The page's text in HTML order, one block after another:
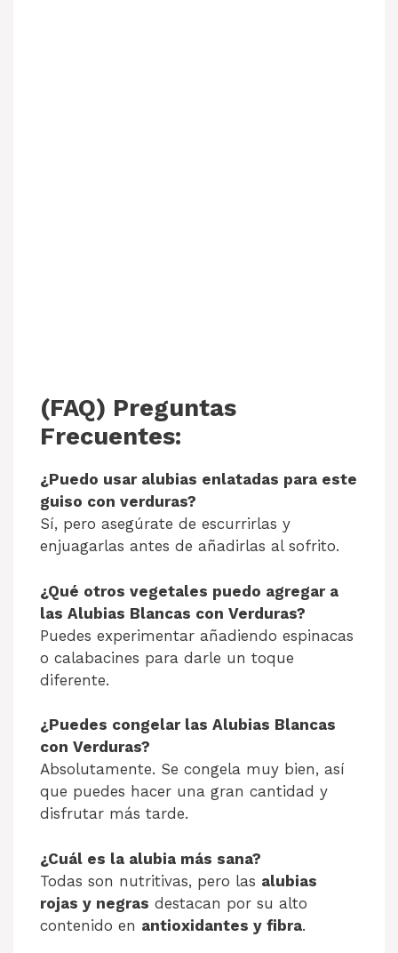
(FAQ) Preguntas
Frecuentes:
¿Puedo usar alubias enlatadas para este
guiso con verduras?
Sí, pero asegúrate de escurrirlas y
enjuagarlas antes de añadirlas al sofrito.
¿Qué otros vegetales puedo agregar a
las Alubias Blancas con Verduras?
Puedes experimentar añadiendo espinacas
o calabacines para darle un toque
diferente.
¿Puedes congelar las Alubias Blancas
con Verduras?
Absolutamente. Se congela muy bien, así
que puedes hacer una gran cantidad y
disfrutar más tarde.
¿Cuál es la alubia más sana?
Todas son nutritivas, pero las alubias
rojas y negras destacan por su alto
contenido en antioxidantes y fibra.